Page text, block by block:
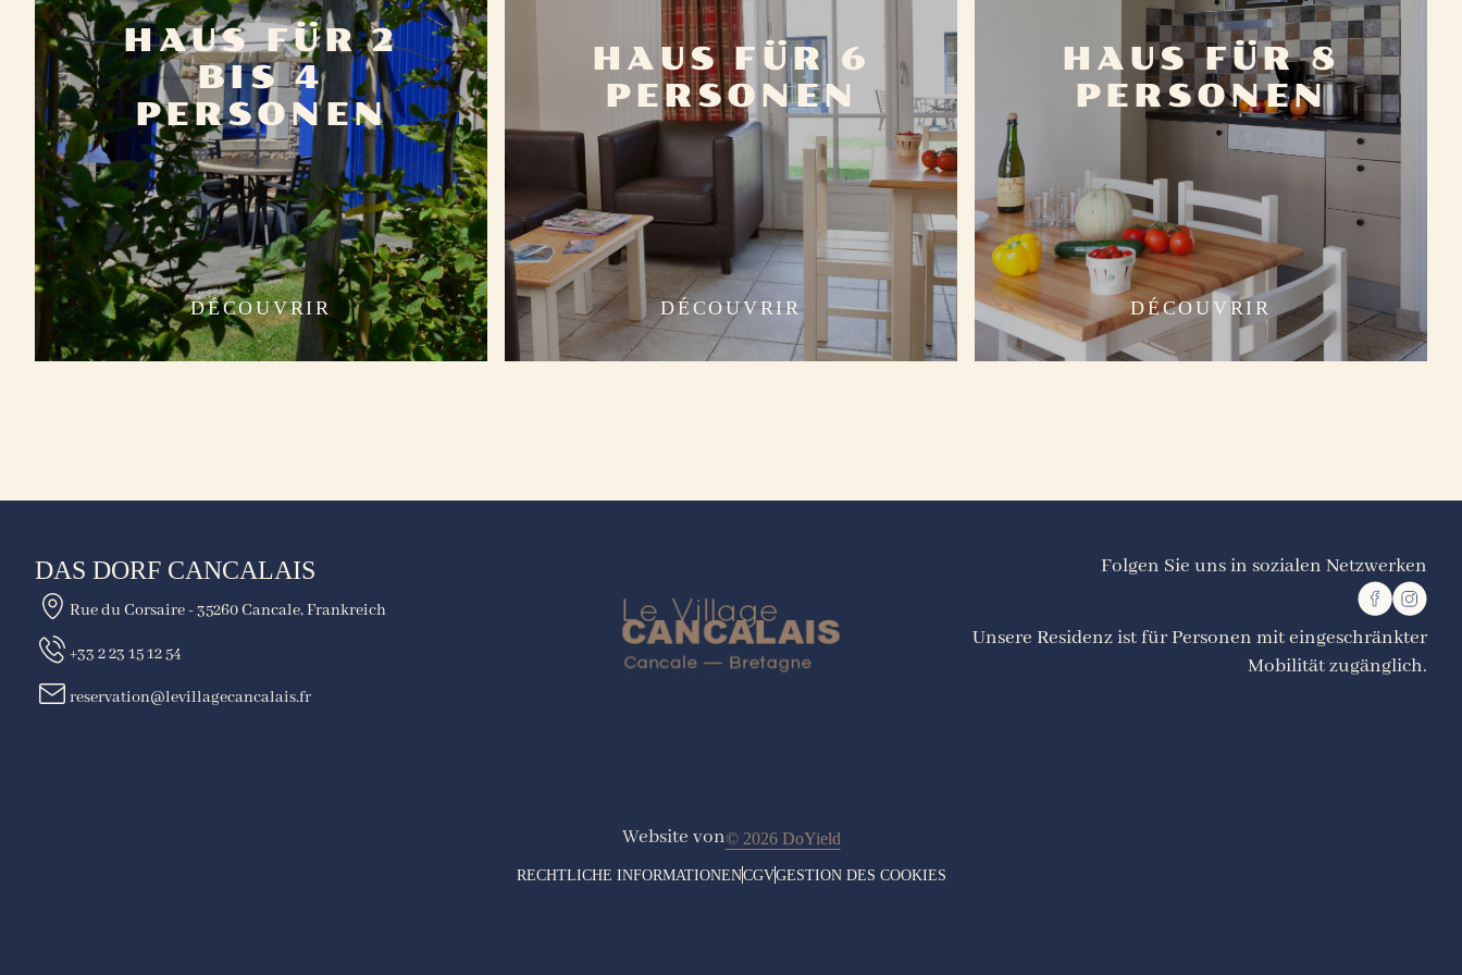
HAUS FÜR 2
BIS 4
PERSONEN
DÉCOUVRIR
HAUS FÜR 6
PERSONEN
DÉCOUVRIR
HAUS FÜR 8
PERSONEN
DÉCOUVRIR
DAS DORF CANCALAIS
Rue du Corsaire - 35260 Cancale, Frankreich
+33 2 23 15 12 54
reservation@levillagecancalais.fr
Folgen Sie uns in sozialen Netzwerken
Unsere Residenz ist für Personen mit eingeschränkter
Mobilität zugänglich.
Website von© 2026 DoYield
RECHTLICHE INFORMATIONENCGVGESTION DES COOKIES